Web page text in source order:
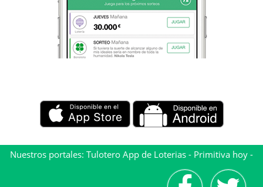
Nuestros portales: Tulotero App de Loterias - Primitiva hoy -